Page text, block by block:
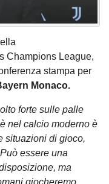
Champions League,
stampa per
Monaco.
forte sulle palle
nel calcio moderno è
situazioni di gioco,
essere una
ma
giocheremo